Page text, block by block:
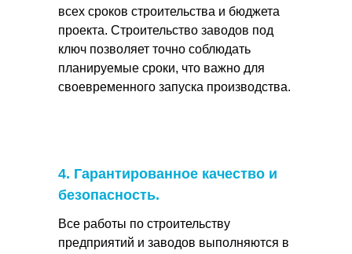
всех сроков строительства и бюджета
проекта. Строительство заводов под
ключ позволяет точно соблюдать
планируемые сроки, что важно для
своевременного запуска производства.
Все работы по строительству
предприятий и заводов выполняются в
4. Гарантированное качество и
безопасность.